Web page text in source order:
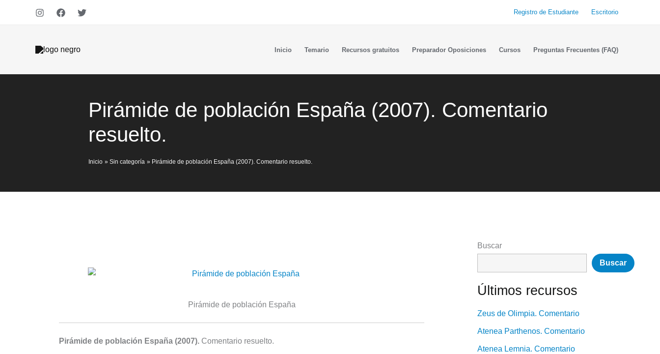
Registro de Estudiante Escritorio
Inicio Temario Recursos gratuitos Preparador Oposiciones Cursos Preguntas Frecuentes (FAQ)
Pirámide de población España (2007). Comentario
resuelto.
Inicio Sin categoría Pirámide de población España (2007). Comentario resuelto.
Pirámide de población España
Pirámide de población España (2007). Comentario resuelto.
Buscar
Buscar
Últimos recursos
Zeus de Olimpia. Comentario
Atenea Parthenos. Comentario
Atenea Lemnia. Comentario